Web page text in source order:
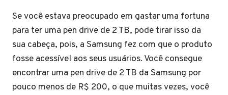
Se você estava preocupado em gastar uma fortuna
para ter uma pen drive de 2 TB, pode tirar isso da
sua cabeça, pois, a Samsung fez com que o produto
fosse acessível aos seus usuários. Você consegue
encontrar uma pen drive de 2 TB da Samsung por
pouco menos de R$ 200, o que muitas vezes, você